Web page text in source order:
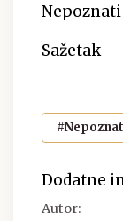
Sažetak
Dodatne
Autor: